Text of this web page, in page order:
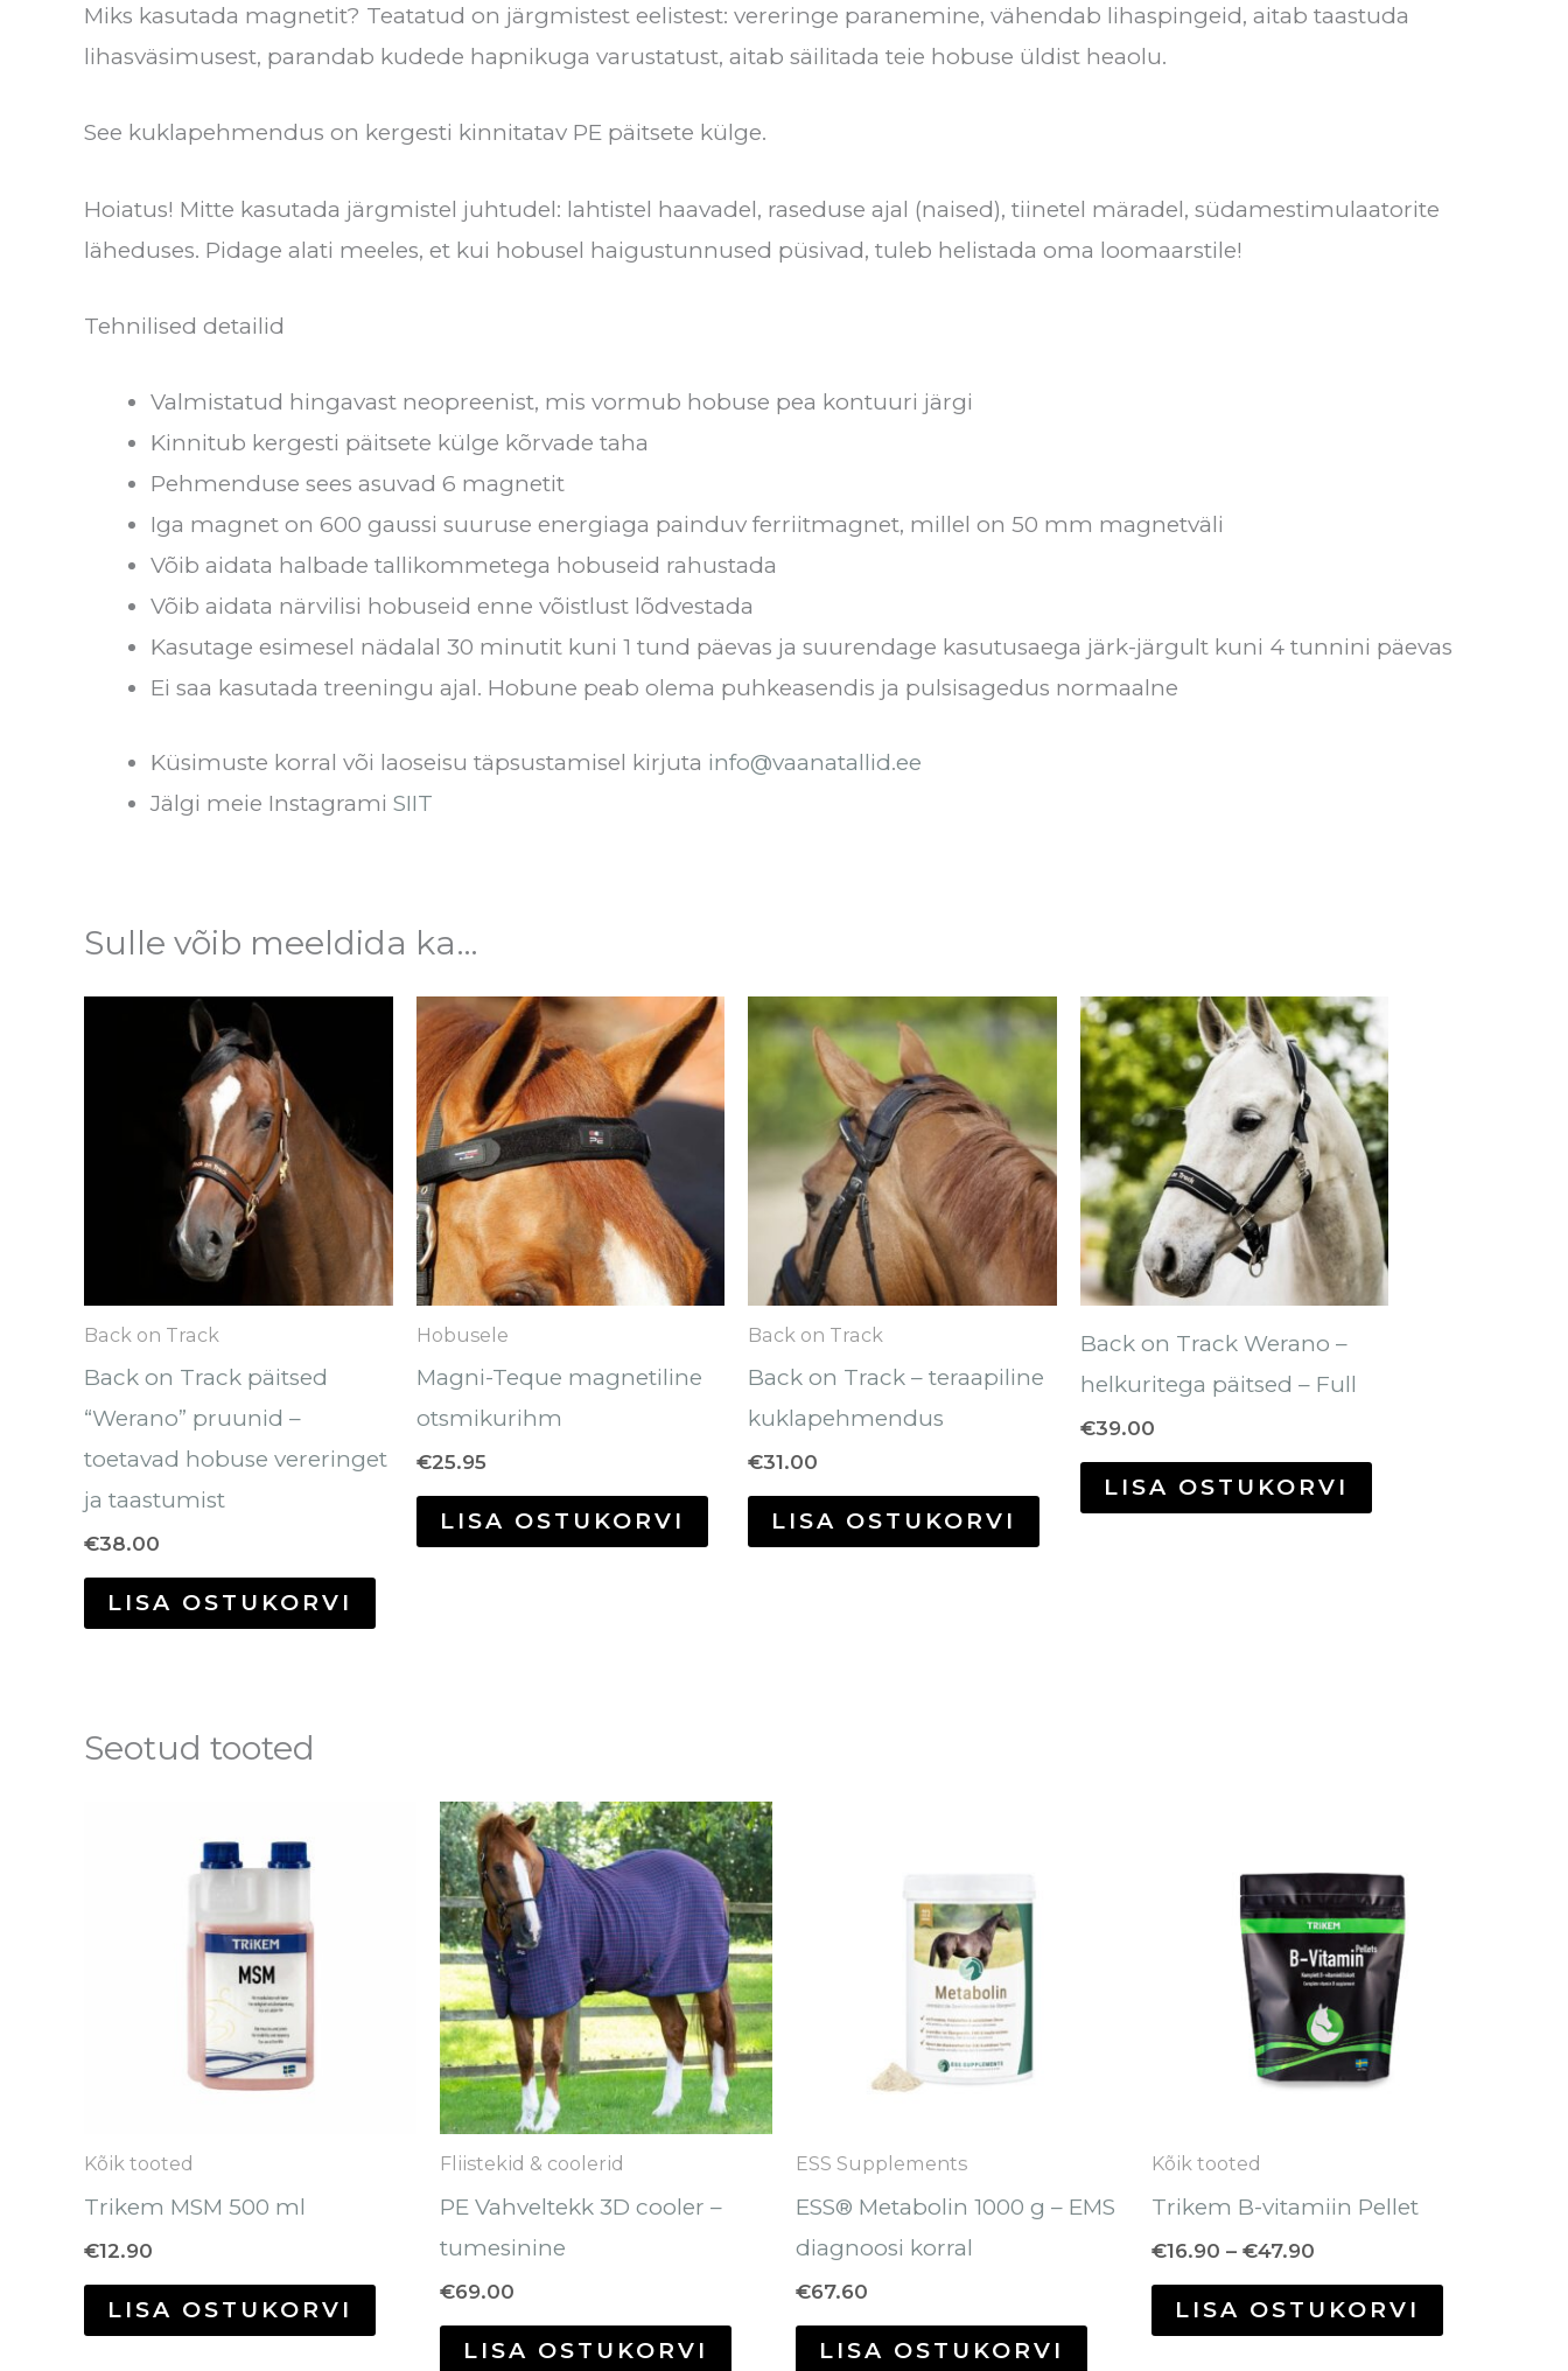
Miks kasutada magnetit? Teatatud on järgmistest eelistest: vereringe paranemine, vähendab lihaspingeid, aitab taastuda
lihasväsimusest, parandab kudede hapnikuga varustatust, aitab säilitada teie hobuse üldist heaolu.
See kuklapehmendus on kergesti kinnitatav PE päitsete külge.
Hoiatus! Mitte kasutada järgmistel juhtudel: lahtistel haavadel, raseduse ajal (naised), tiinetel märadel, südamestimulaatorite
läheduses. Pidage alati meeles, et kui hobusel haigustunnused püsivad, tuleb helistada oma loomaarstile!
Tehnilised detailid
Valmistatud hingavast neopreenist, mis vormub hobuse pea kontuuri järgi
Kinnitub kergesti päitsete külge kõrvade taha
Pehmenduse sees asuvad 6 magnetit
Iga magnet on 600 gaussi suuruse energiaga painduv ferriitmagnet, millel on 50 mm magnetväli
Võib aidata halbade tallikommetega hobuseid rahustada
Võib aidata närvilisi hobuseid enne võistlust lõdvestada
Kasutage esimesel nädalal 30 minutit kuni 1 tund päevas ja suurendage kasutusaega järk-järgult kuni 4 tunnini päevas
Ei saa kasutada treeningu ajal. Hobune peab olema puhkeasendis ja pulsisagedus normaalne
Küsimuste korral või laoseisu täpsustamisel kirjuta info@vaanatallid.ee
Jälgi meie Instagrami SIIT
Sulle võib meeldida ka…
Back on Track
Back on Track päitsed
“Werano” pruunid –
toetavad hobuse vereringet
ja taastumist
€38.00
LISA OSTUKORVI
Sellel
tootel
mitu
varianti.
Valikuid
saab
teha
tootelehel.
Hobusele
Magni-Teque magnetiline
otsmikurihm
€25.95
LISA OSTUKORVI
Back on Track
Back on Track – teraapiline
kuklapehmendus
€31.00
LISA OSTUKORVI
Back on Track Werano –
helkuritega päitsed – Full
€39.00
LISA OSTUKORVI
Seotud tooted
Kõik tooted
Trikem MSM 500 ml
€12.90
LISA OSTUKORVI
Fliistekid & coolerid
PE Vahveltekk 3D cooler –
tumesinine
€69.00
LISA OSTUKORVI
Sellel
tootel
on
mitu
varianti.
Valikuid
saab
teha
ESS Supplements
ESS® Metabolin 1000 g – EMS
diagnoosi korral
€67.60
LISA OSTUKORVI
Kõik tooted
Trikem B-vitamiin Pellet
€16.90 – €47.90
€47.90
LISA OSTUKORVI